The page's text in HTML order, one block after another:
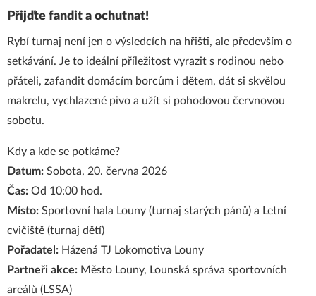
Přijďte fandit a ochutnat!
Rybí turnaj není jen o výsledcích na hřišti, ale především o
setkávání. Je to ideální příležitost vyrazit s rodinou nebo
přáteli, zafandit domácím borcům i dětem, dát si skvělou
makrelu, vychlazené pivo a užít si pohodovou červnovou
sobotu.
Kdy a kde se potkáme?
Datum: Sobota, 20. června 2026
Čas: Od 10:00 hod.
Místo: Sportovní hala Louny (turnaj starých pánů) a Letní
cvičiště (turnaj dětí)
Pořadatel: Házená TJ Lokomotiva Louny
Partneři akce: Město Louny, Lounská správa sportovních
areálů (LSSA)